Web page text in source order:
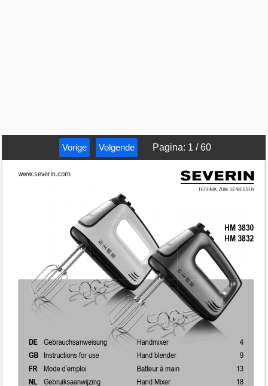
Vorige Volgende Pagina: 1 /60